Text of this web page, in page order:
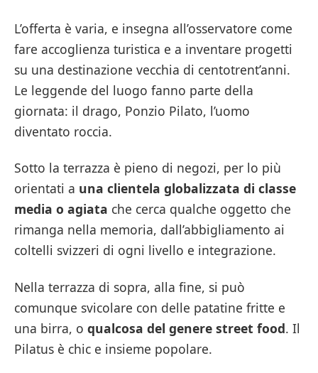
L’offerta è varia, e insegna all’osservatore come
fare accoglienza turistica e a inventare progetti
su una destinazione vecchia di centotrent’anni.
Le leggende del luogo fanno parte della
giornata: il drago, Ponzio Pilato, l’uomo
diventato roccia.
Sotto la terrazza è pieno di negozi, per lo più
orientati a una clientela globalizzata di classe
media o agiata che cerca qualche oggetto che
rimanga nella memoria, dall’abbigliamento ai
coltelli svizzeri di ogni livello e integrazione.
Nella terrazza di sopra, alla fine, si può
comunque svicolare con delle patatine fritte e
una birra, o qualcosa del genere street food. Il
Pilatus è chic e insieme popolare.